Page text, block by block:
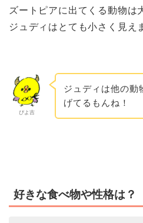
ズートピアに出てくる動物は
ジュディはとても小さく見え
ぴよ吉
ジュディは他の動
げてるもんね！
好きな食べ物や性格は？